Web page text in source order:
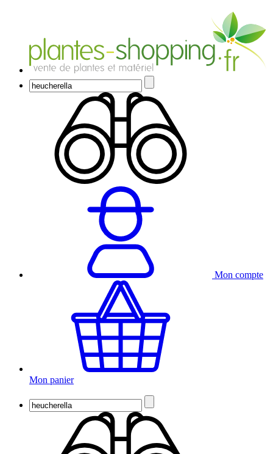
Mon compte
Mon panier